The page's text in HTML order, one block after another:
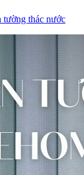
tường thác nước